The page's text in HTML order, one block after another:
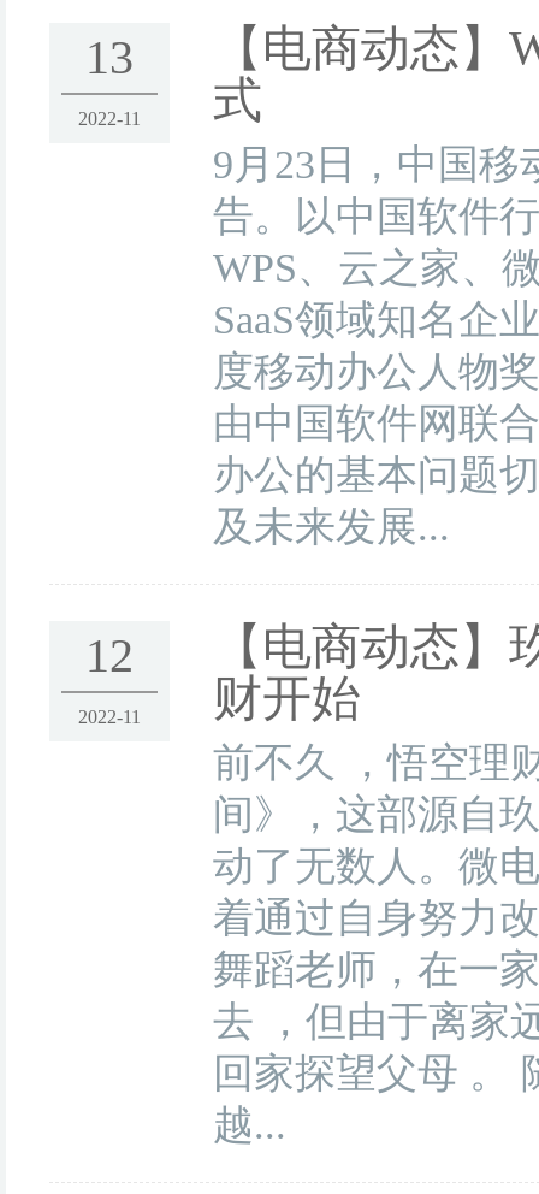
13
2022-11
【电商动态】
式
9月23日，中国
告。以中国软件
WPS、云之家、
SaaS领域知名企
度移动办公人物
由中国软件网联
办公的基本问题
及未来发展...
12
2022-11
【电商动态】
财开始
前不久 ，悟空理
间》，这部源自
动了无数人。微
着通过自身努力
舞蹈老师，在一
去 ，但由于离家
回家探望父母 。
越...